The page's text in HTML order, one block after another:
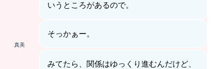
いうところがあるので。
真美
そっかぁー。
みてたら、関係はゆっくり進むんだけど、